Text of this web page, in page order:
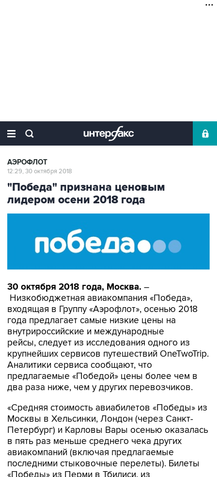
АЭРОФЛОТ
12:29, 30 октября 2018
"Победа" признана ценовым
лидером осени 2018 года
30 октября 2018 года, Москва. –
Низкобюджетная авиакомпания «Победа»,
входящая в Группу «Аэрофлот», осенью 2018
года предлагает самые низкие цены на
внутрироссийские и международные
рейсы, следует из исследования одного из
крупнейших сервисов путешествий OneTwoTrip.
Аналитики сервиса сообщают, что
предлагаемые «Победой» цены более чем в
два раза ниже, чем у других перевозчиков.
«Средняя стоимость авиабилетов «Победы» из
Москвы в Хельсинки, Лондон (через Санкт-
Петербург) и Карловы Вары осенью оказалась
в пять раз меньше среднего чека других
авиакомпаний (включая предлагаемые
последними стыковочные перелеты). Билеты